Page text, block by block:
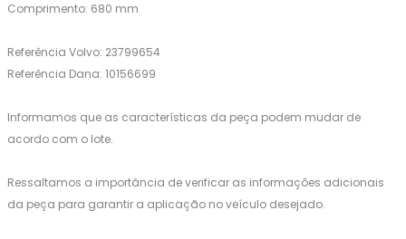
Comprimento: 680 mm
Referência Volvo: 23799654
Referência Dana: 10156699
Informamos que as características da peça podem mudar de
acordo com o lote.
Ressaltamos a importância de verificar as informações adicionais
da peça para garantir a aplicação no veículo desejado.